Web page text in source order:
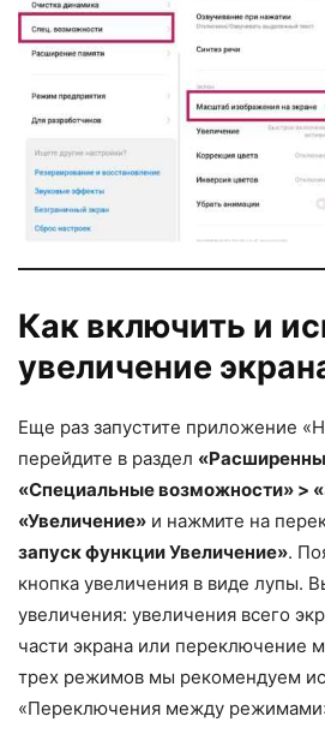
Как включить и
увеличение
Еще раз запустите приложение
перейдите в раздел
«Специальные возможности» >
«Увеличение» и нажмите на
запуск функции Увеличение».
кнопка увеличения в виде лупы.
увеличения: увеличения всего
части экрана или переключение
трех режимов мы рекомендуем
«Переключения между